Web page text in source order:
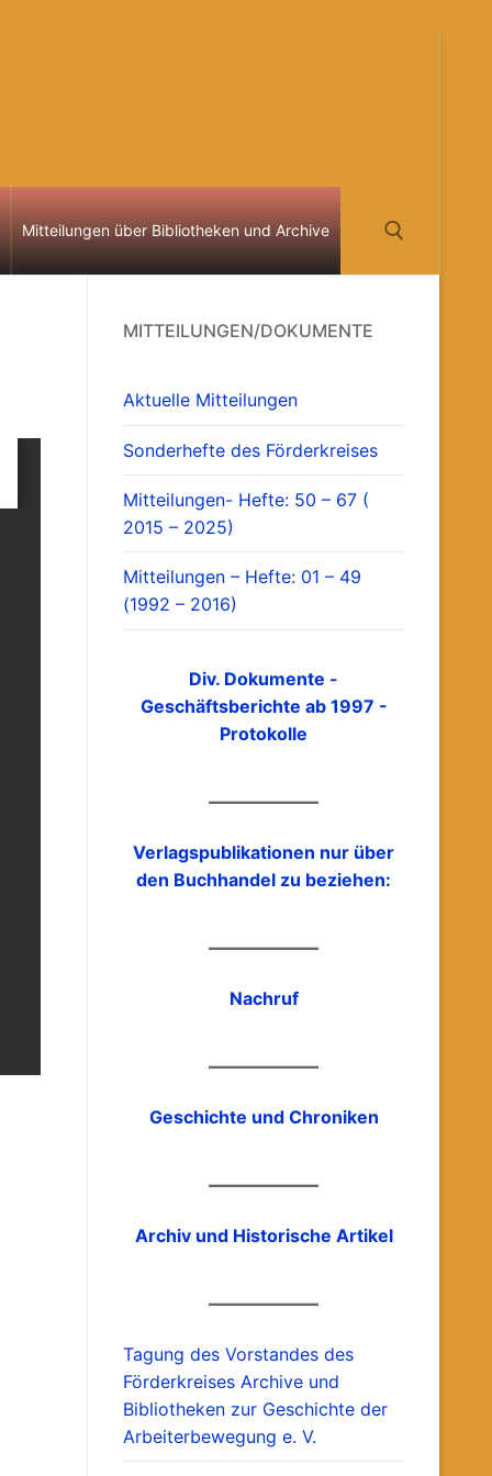
Mitteilungen über Bibliotheken und Archive
MITTEILUNGEN/DOKUMENTE
Aktuelle Mitteilungen
Sonderhefte des Förderkreises
Mitteilungen- Hefte: 50 – 67 (
2015 – 2025)
Mitteilungen – Hefte: 01 – 49
(1992 – 2016)
Div. Dokumente -
Geschäftsberichte ab 1997 -
Protokolle
Verlagspublikationen nur über
den Buchhandel zu beziehen:
Nachruf
Geschichte und Chroniken
Archiv und Historische Artikel
Tagung des Vorstandes des
Förderkreises Archive und
Bibliotheken zur Geschichte der
Arbeiterbewegung e. V.